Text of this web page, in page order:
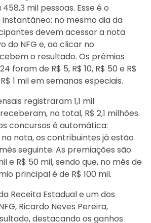
mil pessoas. Esse é o
no mesmo dia da
devem acessar a nota
do NFG e, ao clicar no
o resultado. Os prêmios
foram de R$ 5, R$ 10, R$ 50 e R$
1 mil em semanas especiais.
registraram 1,1 mil
no total, R$ 2,1 milhões.
concursos é automática:
nota, os contribuintes já estão
seguinte. As premiações são
e R$ 50 mil, sendo que, no mês de
principal é de R$ 100 mil.
Receita Estadual e um dos
Ricardo Neves Pereira,
destacando os ganhos